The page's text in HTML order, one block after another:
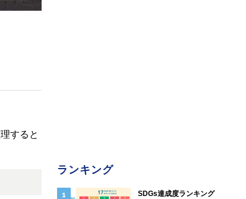
すると
ランキング
SDGs達成度ランキング